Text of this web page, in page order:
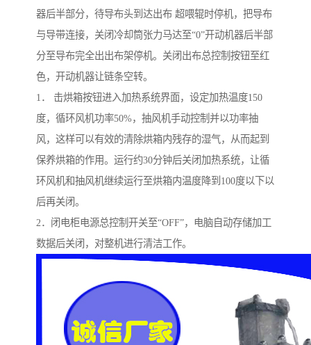
器后半部分，待导布头到达出布 超喂辊时停机，把导布
与导带连接，关闭冷却筒张力马达至“0”开动机器后半部
分至导布完全出出布架停机。关闭出布总控制按钮至红
色，开动机器让链条空转。
1． 击烘箱按钮进入加热系统界面，设定加热温度150
度，循环风机功率50%，抽风机手动控制并以功率抽
风，这样可以有效的清除烘箱内残存的湿气，从而起到
保养烘箱的作用。运行约30分钟后关闭加热系统，让循
环风机和抽风机继续运行至烘箱内温度降到100度以下以
后再关闭。
2．闭电柜电源总控制开关至“OFF”，电脑自动存储加工
数据后关闭，对整机进行清洁工作。